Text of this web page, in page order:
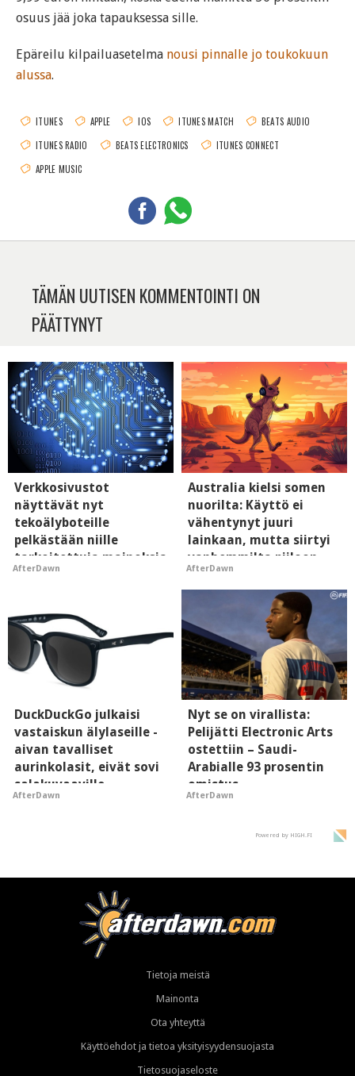
osuus jää joka tapauksessa sille.
Epäreilu kilpailuasetelma nousi pinnalle jo toukokuun
alussa.
ITUNES APPLE IOS ITUNES MATCH
BEATS AUDIO
ITUNES RADIO
BEATS ELECTRONICS
ITUNES CONNECT
APPLE MUSIC
TÄMÄN UUTISEN KOMMENTOINTI ON
PÄÄTTYNYT
Verkkosivustot
näyttävät nyt
tekoälyboteille
pelkästään niille
tarkoitettuja mainoksia
- vaikuttaa tekoälyn
AfterDawn
Australia kielsi somen
nuorilta: Käyttö ei
vähentynyt juuri
lainkaan, mutta siirtyi
vanhemmilta piiloon
AfterDawn
DuckDuckGo julkaisi
vastaiskun älylaseille -
aivan tavalliset
aurinkolasit, eivät sovi
salakuvaaville
hyypiöille
AfterDawn
Nyt se on virallista:
Pelijätti Electronic Arts
ostettiin – Saudi-
Arabialle 93 prosentin
omistus
AfterDawn
Powered by HIGH.FI
Tietoja meistä
Mainonta
Ota yhteyttä
Käyttöehdot ja tietoa yksityisyydensuojasta
Tietosuojaseloste